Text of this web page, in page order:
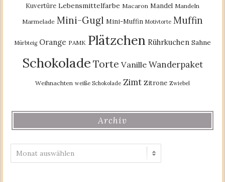
Kuvertüre Lebensmittelfarbe Macaron Mandel Mandeln
Marmelade Mini-Gugl Mini-Muffin Motivtorte Muffin
Mürbteig Orange PAMK Plätzchen Rührkuchen Sahne
Schokolade Torte Vanille Wanderpaket
Weihnachten weiße Schokolade Zimt Zitrone Zwiebel
Archiv